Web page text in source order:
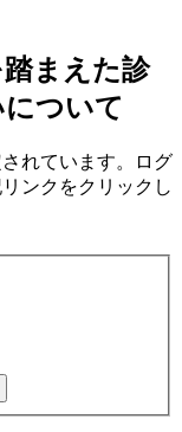
ついて
れています。ログ
ンクをクリックし